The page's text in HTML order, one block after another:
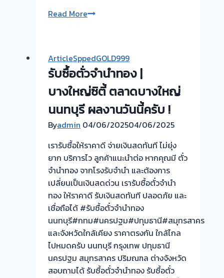
ซื้อ
ทอง
ยินดี
บริการ
ประเมิน
ตั๋ว
ฟรี
บางรัก
พัฒนา
นนทบุรี
ครับ
⭐⭐⭐⭐⭐
Read Moreยินดี
ซื้อ
ตั๋ว
จำนำ
รับ
ซื้อ
นอก
สถาน
ที่
วัน
นี้
ให้
บริการ
ลูกค้า
ซอย
กัน
ArticleSppedGOLD999
รับซื้อตั่วจำนำทอง |
บางใหญ่ซิตี้ ตลาดบางใหญ่
นนทบุรี ผลงานวันนี้ครับ !
Byadmin 04/06/202504/06/2025
เรารับซื้อให้ราคาดี จ่ายเงินสดทันที ไม่ยุ่ง
ยาก บริการไว ลูกค้าแนะนำต่อ หากคุณมี ตั๋ว
จำนำทอง จากโรงรับจำนำ และต้องการ
เปลี่ยนเป็นเงินสดด่วน เรารับซื้อตั๋วจำนำ
ทอง ให้ราคาดี รับเงินสดทันที ปลอดภัย และ
เชื่อถือได้ #รับซื้อตั๋วจำนำทอง
นนทบุรี#กทม#นครปฐม#ปทุมธานี#สมุทรสาคร
และจังหวัดใกล้เคียง ราคาตรงกัน ใกล้ไกล
ไปหมดครับ นนทบุรี กรุงเทพ ปทุมธานี
นครปฐม สมุทรสาคร ปริมณฑล ต่างจังหวัด
สอบถามได้ รับซื้อตั๋วจำนำทอง รับซื้อตั๋ว